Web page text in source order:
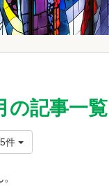
の記事一覧
5件